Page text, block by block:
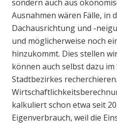
sondern auch aus
Ausnahmen wären Fälle, in
Dachausrichtung und -
und möglicherweise noch
hinzukommt. Dies stellen
können auch selbst dazu
Stadtbezirkes
kalkuliert schon etwa seit
Eigenverbrauch, weil die